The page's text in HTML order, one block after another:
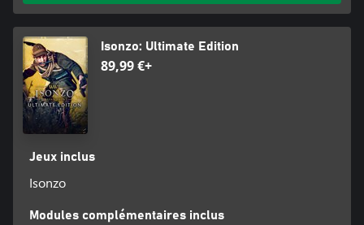
Isonzo: Ultimate Edition
89,99 €+
Jeux inclus
Isonzo
Modules complémentaires inclus